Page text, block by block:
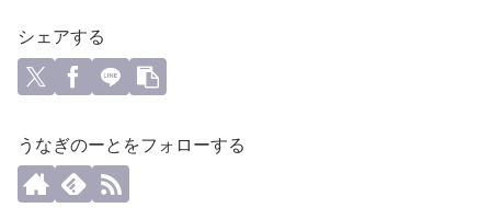
シェアする
うなぎのーとをフォローする